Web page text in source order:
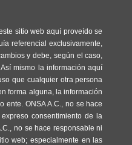
sitio web aquí proveído se
referencial exclusivamente,
y debe, según el caso,
mismo la información aquí
que cualquier otra persona
forma alguna, la información
ente. ONSA A.C., no se hace
consentimiento de la
no se hace responsable ni
web; especialmente en las